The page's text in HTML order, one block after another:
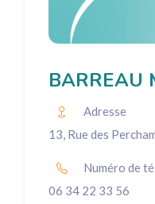
BARREAU
Adresse
13, Rue des
Numéro de
06 34 22 33 56